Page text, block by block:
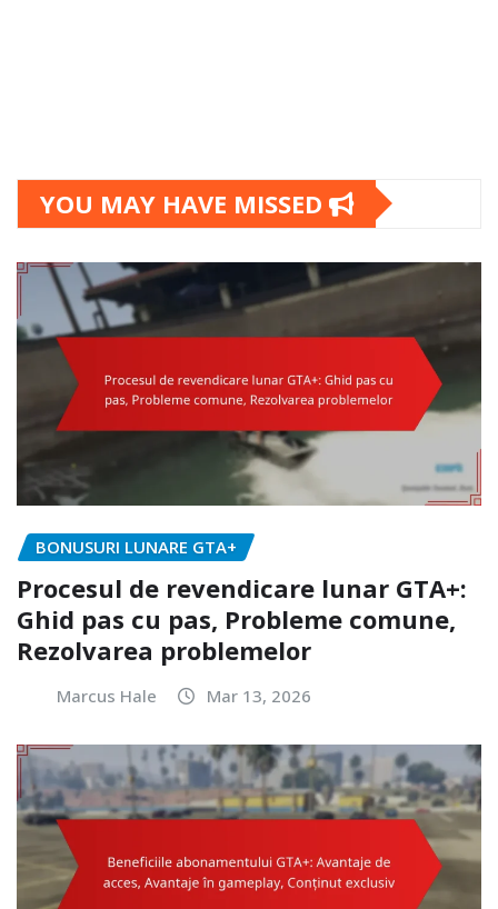
YOU MAY HAVE MISSED
BONUSURI LUNARE GTA+
Procesul de revendicare lunar GTA+:
Ghid pas cu pas, Probleme comune,
Rezolvarea problemelor
Marcus Hale Mar 13, 2026